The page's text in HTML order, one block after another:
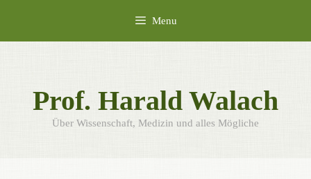
content
Menu
Prof. Harald Walach
Über Wissenschaft, Medizin und alles Mögliche